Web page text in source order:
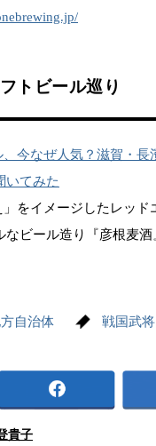
トビール巡り
、今なぜ人気？滋賀・長
いてみた
をイメージしたレッド
なビール造り『彦根麦酒
自治体 戦国武将
貴子